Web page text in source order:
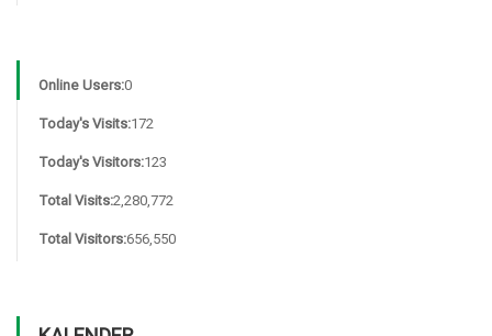
Online Users:0
Today's Visits:172
Today's Visitors:123
Total Visits:2,280,772
Total Visitors:656,550